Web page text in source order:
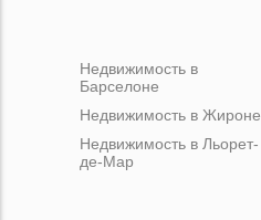
Недвижимость в
Барселоне
Недвижимость в Жироне
Недвижимость в Льорет-
де-Мар